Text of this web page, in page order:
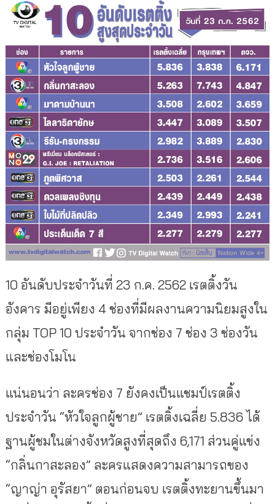
10 อันดับประจำวันที่ 23 ก.ค. 2562 เรตติ้งวัน
อังคาร มีอยู่เพียง 4 ช่องที่มีผลงานความนิยมสูงใน
กลุ่ม TOP 10 ประจำวัน จากช่อง 7 ช่อง 3 ช่องวัน
และช่องโมโน
แน่นอนว่า ละครช่อง 7 ยังคงเป็นแชมป์เรตติ้ง
ประจำวัน “หัวใจลูกผู้ชาย” เรตติ้งเฉลี่ย 5.836 ได้
ฐานผู้ชมในต่างจังหวัดสูงที่สุดถึง 6,171 ส่วนคู่แข่ง
“กลิ่นกาสะลอง” ละครแสดงความสามารถของ
“ญาญ่า อุรัสยา” ตอนก่อนจบ เรตติ้งทะยานขึ้นมา